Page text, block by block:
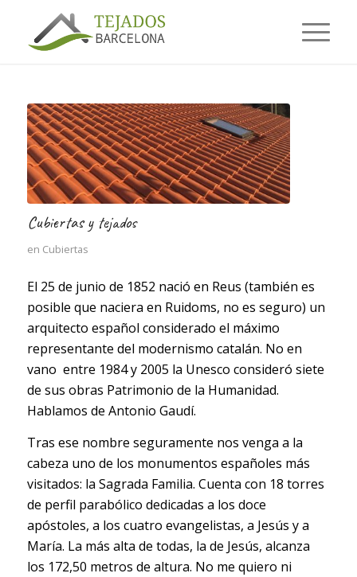
Cubiertas y tejados
en Cubiertas
El 25 de junio de 1852 nació en Reus (también es
posible que naciera en Ruidoms, no es seguro) un
arquitecto español considerado el máximo
representante del modernismo catalán. No en
vano entre 1984 y 2005 la Unesco consideró siete
de sus obras Patrimonio de la Humanidad.
Hablamos de Antonio Gaudí.
Tras ese nombre seguramente nos venga a la
cabeza uno de los monumentos españoles más
visitados: la Sagrada Familia. Cuenta con 18 torres
de perfil parabólico dedicadas a los doce
apóstoles, a los cuatro evangelistas, a Jesús y a
María. La más alta de todas, la de Jesús, alcanza
los 172,50 metros de altura. No me quiero ni